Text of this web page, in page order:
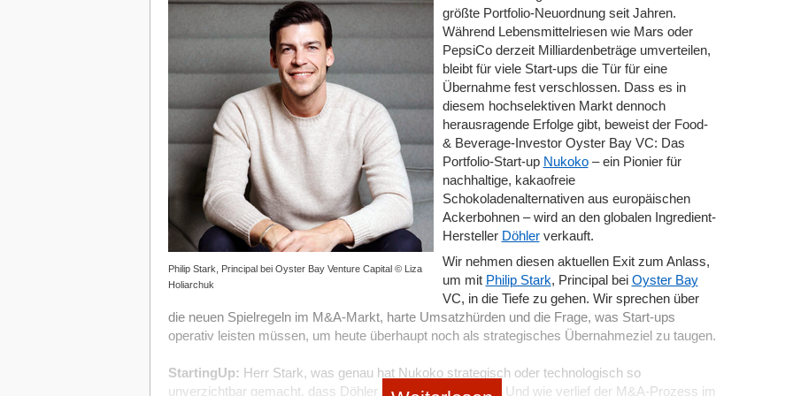
Ebene 2:Du vermeidest sämtliche Formen von Mehrfachbelegung oder Überstrapazierung
und alle damit vorhandenen Risiken.
Zusammen ergibt das eine stark reduzierte Wahrscheinlichkeit von Störungen und somit ein
insgesamt einfacheres Operieren – was wiederum deine wirtschaftlichen Erfolgschancen
deutlich verbessert.
Philip Stark, Principal bei Oyster Bay Venture Capital © Liza
Holiarchuk
größte Portfolio-Neuordnung seit Jahren.
Während Lebensmittelriesen wie Mars oder
PepsiCo derzeit Milliardenbeträge umverteilen,
bleibt für viele Start-ups die Tür für eine
Übernahme fest verschlossen. Dass es in
diesem hochselektiven Markt dennoch
herausragende Erfolge gibt, beweist der Food-
& Beverage-Investor Oyster Bay VC: Das
Portfolio-Start-up Nukoko– ein Pionier für
nachhaltige, kakaofreie
Schokoladenalternativen aus europäischen
Ackerbohnen – wird an den globalen Ingredient-
Hersteller Döhlerverkauft.
Wir nehmen diesen aktuellen Exit zum Anlass,
um mit Philip Stark, Principal bei Oyster Bay
VC, in die Tiefe zu gehen. Wir sprechen über
die neuen Spielregeln im M&A-Markt, harte Umsatzhürden und die Frage, was Start-ups
operativ leisten müssen, um heute überhaupt noch als strategisches Übernahmeziel zu taugen.
StartingUp: Herr Stark, was genau hat Nukoko strategisch oder technologisch so
unverzichtbar gemacht, dass Döhler zuschlagen musste? Und wie verlief der M&A-Prozess im